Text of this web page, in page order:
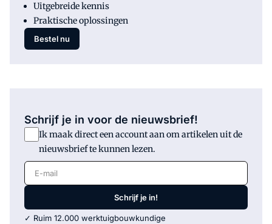
Uitgebreide kennis
Praktische oplossingen
Bestel nu
Schrijf je in voor de nieuwsbrief!
Ik maak direct een account aan om artikelen uit de
nieuwsbrief te kunnen lezen.
E-mail
Schrijf je in!
✓ Ruim 12.000 werktuigbouwkundige